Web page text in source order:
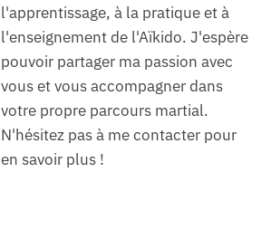
l'apprentissage, à la pratique et à
l'enseignement de l'Aïkido. J'espère
pouvoir partager ma passion avec
vous et vous accompagner dans
votre propre parcours martial.
N'hésitez pas à me contacter pour
en savoir plus !